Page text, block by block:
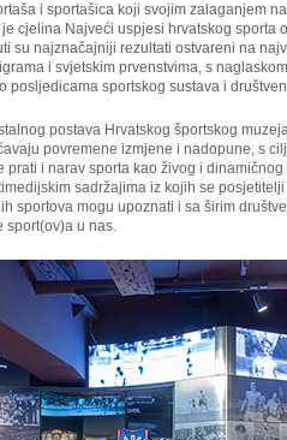
i sportašica koji svojim zalaganjem
cjelina Najveći uspjesi hrvatskog sporta
su najznačajniji rezultati ostvareni na
i svjetskim prvenstvima, s
posljedicama sportskog sustava i
postava Hrvatskog športskog
povremene izmjene i nadopune, s
prati i narav sporta kao živog i
sadržajima iz kojih se
sportova mogu upoznati i sa širim
sport(ov)a u nas.